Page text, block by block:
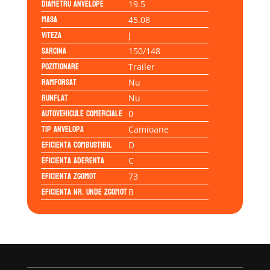
Diametru anvelope 19.5
Masa 45.08
Viteza J
Sarcina 150/148
Pozitionare Trailer
Ramforsat Nu
Runflat Nu
Autovehicule comerciale 0
Tip anvelopa Camioane
Eficienta Combustibil D
Eficienta Aderenta C
Eficienta Zgomot 73
Eficienta Nr. Unde ZgomotB